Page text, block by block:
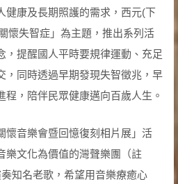
健康及長期照護的需求，西元(下
懷失智症」為主題，推出系列活
，提醒國人平時要規律運動、充足
，同時透過早期發現失智徵兆，早
，陪伴民眾健康邁向百歲人生。
懷音樂會暨回憶復刻相片展」活
樂文化為價值的灣聲樂團（註
知名老歌，希望用音樂療癒心